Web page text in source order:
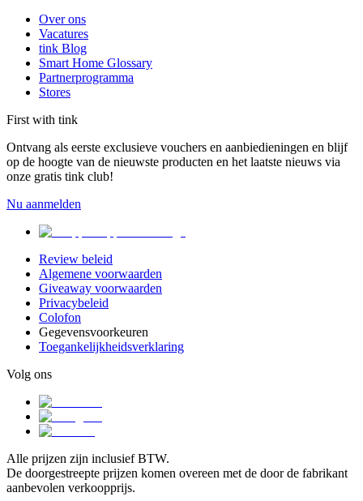
Over ons
Vacatures
tink Blog
Smart Home Glossary
Partnerprogramma
Stores
First with tink
Ontvang als eerste exclusieve vouchers en aanbiedieningen en blijf
op de hoogte van de nieuwste producten en het laatste nieuws via
onze gratis tink club!
Nu aanmelden
Review beleid
Algemene voorwaarden
Giveaway voorwaarden
Privacybeleid
Colofon
Gegevensvoorkeuren
Toegankelijkheidsverklaring
Volg ons
Alle prijzen zijn inclusief BTW.
De doorgestreepte prijzen komen overeen met de door de fabrikant
aanbevolen verkoopprijs.